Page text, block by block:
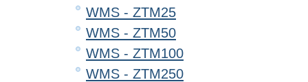
WMS - ZTM25
WMS - ZTM50
WMS - ZTM100
WMS - ZTM250